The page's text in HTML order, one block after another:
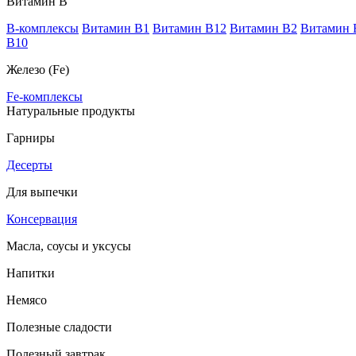
B-комплексы Витамин B1 Витамин B12 Витамин B2 Витамин
В10
Железо (Fe)
Fe-комплексы
Натуральные продукты
Гарниры
Десерты
Для выпечки
Консервация
Масла, соусы и уксусы
Напитки
Немясо
Полезные сладости